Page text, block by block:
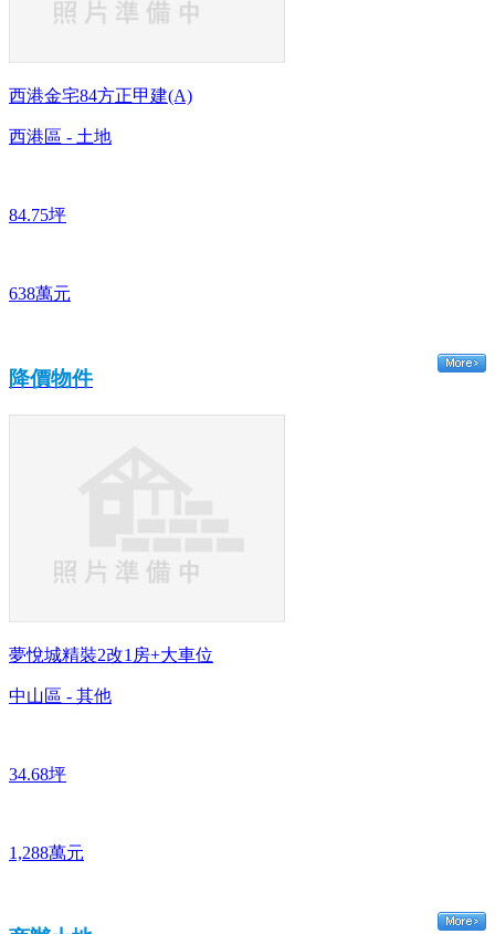
西港金宅84方正甲建(A)
西港區 - 土地
84.75坪
638萬元
降價物件
夢悅城精裝2改1房+大車位
中山區 - 其他
34.68坪
1,288萬元